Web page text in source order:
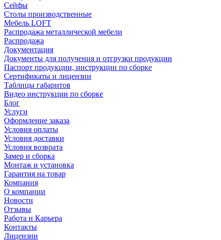
Сейфы
Столы производственные
Мебель LOFT
Распродажа металлической мебели
Распродажа
Документация
Документы для получения и отгрузки продукции
Паспорт продукции, инструкции по сборке
Сертификаты и лицензии
Таблицы габаритов
Видео инструкции по сборке
Блог
Услуги
Оформление заказа
Условия оплаты
Условия доставки
Условия возврата
Замер и сборка
Монтаж и установка
Гарантия на товар
Компания
О компании
Новости
Отзывы
Работа и Карьера
Контакты
Лицензии